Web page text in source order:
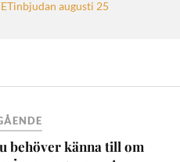
augusti 25
behöver känna till om